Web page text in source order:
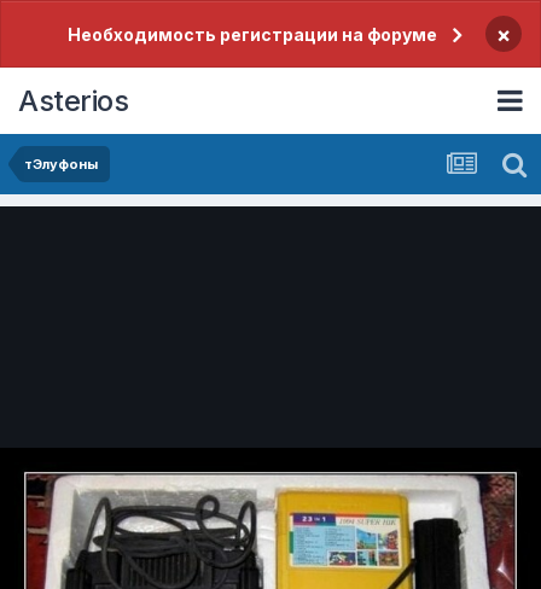
Необходимость регистрации на форуме ×
Asterios
тЭлуфоны